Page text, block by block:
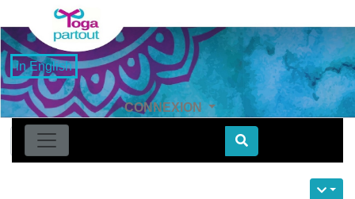
in English
CONNEXION
Find